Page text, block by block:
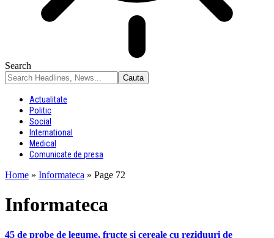
Search
Actualitate
Politic
Social
International
Medical
Comunicate de presa
Home » Informateca » Page 72
Informateca
45 de probe de legume, fructe și cereale cu reziduuri de